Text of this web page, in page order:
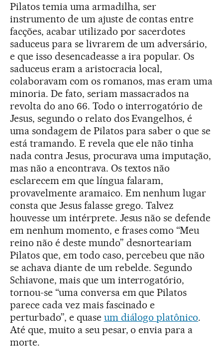
Pilatos temia uma armadilha, ser
instrumento de um ajuste de contas entre
facções, acabar utilizado por sacerdotes
saduceus para se livrarem de um adversário,
e que isso desencadeasse a ira popular. Os
saduceus eram a aristocracia local,
colaboravam com os romanos, mas eram uma
minoria. De fato, seriam massacrados na
revolta do ano 66. Todo o interrogatório de
Jesus, segundo o relato dos Evangelhos, é
uma sondagem de Pilatos para saber o que se
está tramando. E revela que ele não tinha
nada contra Jesus, procurava uma imputação,
mas não a encontrava. Os textos não
esclarecem em que língua falaram,
provavelmente aramaico. Em nenhum lugar
consta que Jesus falasse grego. Talvez
houvesse um intérprete. Jesus não se defende
em nenhum momento, e frases como “Meu
reino não é deste mundo” desnorteariam
Pilatos que, em todo caso, percebeu que não
se achava diante de um rebelde. Segundo
Schiavone, mais que um interrogatório,
tornou-se “uma conversa em que Pilatos
parece cada vez mais fascinado e
perturbado”, e quase um diálogo platônico.
Até que, muito a seu pesar, o envia para a
morte.